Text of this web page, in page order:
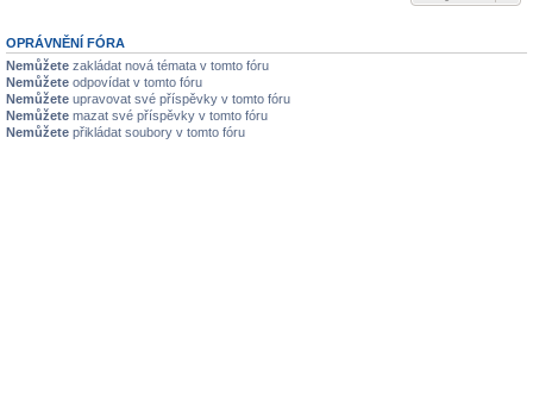
OPRÁVNĚNÍ FÓRA
Nemůžete zakládat nová témata v tomto fóru
Nemůžete odpovídat v tomto fóru
Nemůžete upravovat své příspěvky v tomto fóru
Nemůžete mazat své příspěvky v tomto fóru
Nemůžete přikládat soubory v tomto fóru